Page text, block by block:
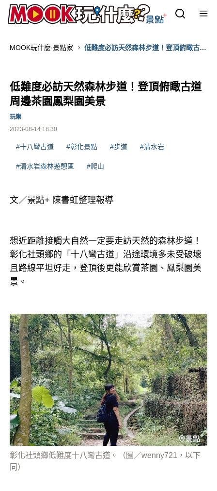
MOOK玩什麼‧景點家
低難度必訪天然森林步道！登頂俯瞰古道
低難度必訪天然森林步道！登頂俯瞰古道
周邊茶園鳳梨園美景
2023-08-14 18:30
玩樂
#十八彎古道 #彰化景點 #步道 #清水岩
#清水岩森林遊憩區 #爬山
文／景點+ 陳書虹整理報導
想近距離接觸大自然一定要走訪天然的森林步道！
彰化社頭鄉的「十八彎古道」沿途環境多未受破壞
且路線平坦好走，登頂後更能欣賞茶園、鳳梨園美
景。
彰化社頭鄉低難度十八彎古道。（圖／wenny721，以下
同）